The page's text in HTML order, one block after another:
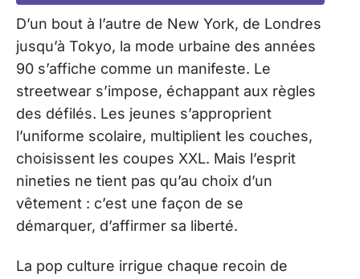
D’un bout à l’autre de New York, de Londres
jusqu’à Tokyo, la mode urbaine des années
90 s’affiche comme un manifeste. Le
streetwear s’impose, échappant aux règles
des défilés. Les jeunes s’approprient
l’uniforme scolaire, multiplient les couches,
choisissent les coupes XXL. Mais l’esprit
nineties ne tient pas qu’au choix d’un
vêtement : c’est une façon de se
démarquer, d’affirmer sa liberté.
La pop culture irrigue chaque recoin de